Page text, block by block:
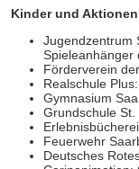
Kinder und Aktionen
Jugendzentrum
Spieleanhänger
Förderverein
Realschule
Gymnasium
Grundschule
Feuerwehr
Deutsches